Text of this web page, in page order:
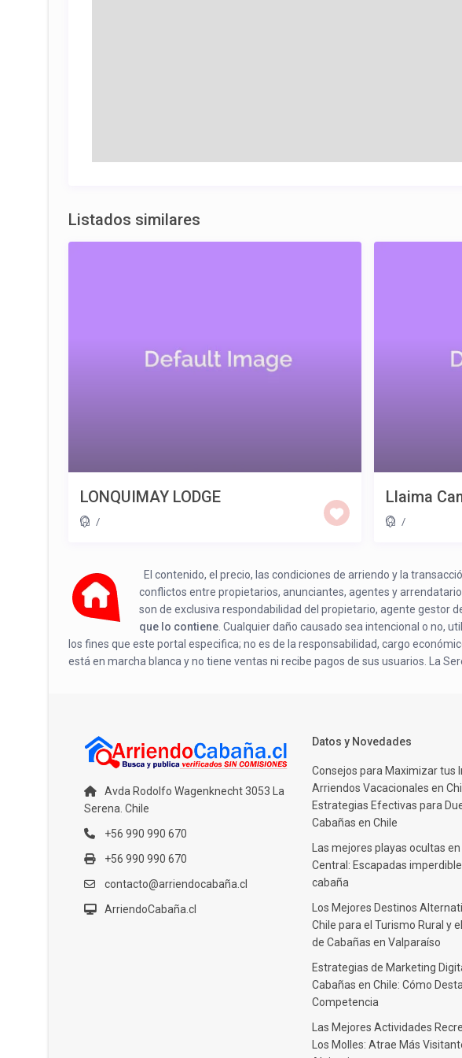
Listados similares
LONQUIMAY LODGE
/
Llaima
/
El contenido, el precio, las condiciones de arriendo y la
conflictos entre propietarios, anunciantes, agentes y
son de exclusiva respondabilidad del propietario, agente gestor
que lo contiene . Cualquier daño causado sea intencional o no,
los fines que este portal especifica; no es de la responsabilidad, cargo
está en marcha blanca y no tiene ventas ni recibe pagos de sus usuarios. La
Avda Rodolfo Wagenknecht 3053 La
Serena. Chile
+56 990 990 670
+56 990 990 670
contacto@arriendocabaña.cl
ArriendoCabaña.cl
Datos y Novedades
Consejos para Maximizar tus
Arriendos Vacacionales en
Estrategias Efectivas para
Cabañas en Chile
Las mejores playas ocultas en
Central: Escapadas
cabaña
Los Mejores Destinos
Chile para el Turismo Rural y
de Cabañas en Valparaíso
Estrategias de Marketing
Cabañas en Chile: Cómo
Competencia
Las Mejores Actividades
Los Molles: Atrae Más